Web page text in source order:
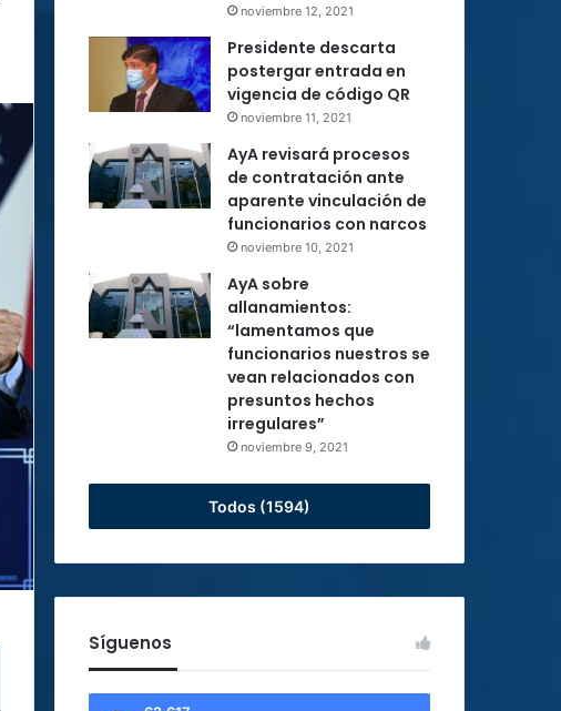
noviembre 12, 2021
Presidente descarta
postergar entrada en
vigencia de código QR
noviembre 11, 2021
AyA revisará procesos
de contratación ante
aparente vinculación de
funcionarios con narcos
noviembre 10, 2021
AyA sobre
allanamientos:
“lamentamos que
funcionarios nuestros se
vean relacionados con
presuntos hechos
irregulares”
noviembre 9, 2021
Todos (1594)
Síguenos